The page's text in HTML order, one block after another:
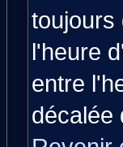
toujours
l'heure
entre
décalée